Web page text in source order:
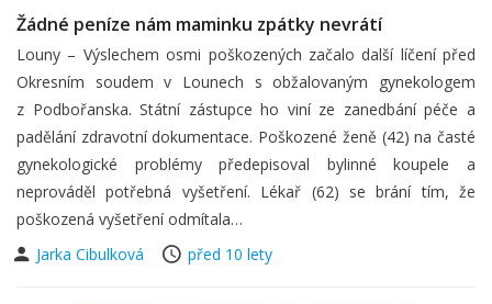
Žádné peníze nám maminku zpátky nevrátí
Louny – Výslechem osmi poškozených začalo další líčení před
Okresním soudem v Lounech s obžalovaným gynekologem
z Podbořanska. Státní zástupce ho viní ze zanedbání péče a
padělání zdravotní dokumentace. Poškozené ženě (42) na časté
gynekologické problémy předepisoval bylinné koupele a
neprováděl potřebná vyšetření. Lékař (62) se brání tím, že
poškozená vyšetření odmítala…
Jarka Cibulková
před 10 lety